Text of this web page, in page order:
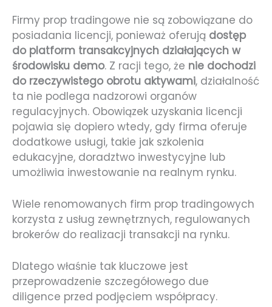
Firmy prop tradingowe nie są zobowiązane do
posiadania licencji, ponieważ oferują dostęp
do platform transakcyjnych działających w
środowisku demo. Z racji tego, że nie dochodzi
do rzeczywistego obrotu aktywami, działalność
ta nie podlega nadzorowi organów
regulacyjnych. Obowiązek uzyskania licencji
pojawia się dopiero wtedy, gdy firma oferuje
dodatkowe usługi, takie jak szkolenia
edukacyjne, doradztwo inwestycyjne lub
umożliwia inwestowanie na realnym rynku.
Wiele renomowanych firm prop tradingowych
korzysta z usług zewnętrznych, regulowanych
brokerów do realizacji transakcji na rynku.
Dlatego właśnie tak kluczowe jest
przeprowadzenie szczegółowego due
diligence przed podjęciem współpracy.